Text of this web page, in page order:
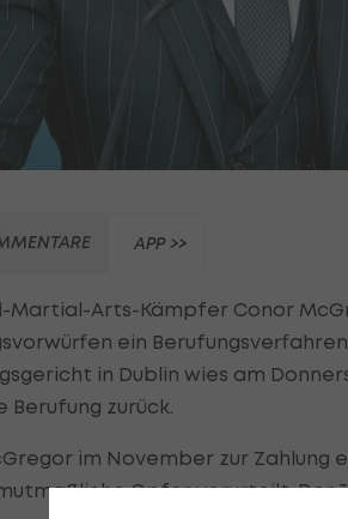
APP >>
Martial-Arts-Kämpfer Conor
ein
in Dublin wies am
Berufung zurück.
im November zur Zahlung
mutmaßliche Opfer verurteilt. Der